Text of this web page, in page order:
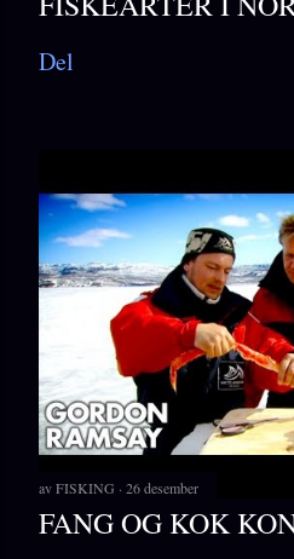
Del
avFISKING 26 desember
FANG OG KOK